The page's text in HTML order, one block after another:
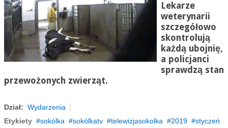
Lekarze
weterynarii
szczegółowo
skontrolują
każdą ubojnię,
a policjanci
sprawdzą stan
przewożonych zwierząt.
Dział: Wydarzenia
Etykiety
sokólka sokólkatv telewizjasokolka 2019
styczeń